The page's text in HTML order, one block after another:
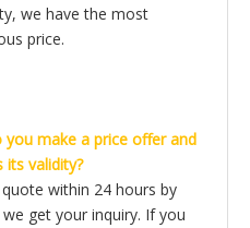
we have the most
price.
you make a price offer and
its validity?
within 24 hours by
get your inquiry. If you